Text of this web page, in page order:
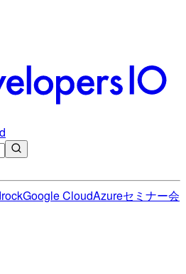
Google CloudAzureセミナー会